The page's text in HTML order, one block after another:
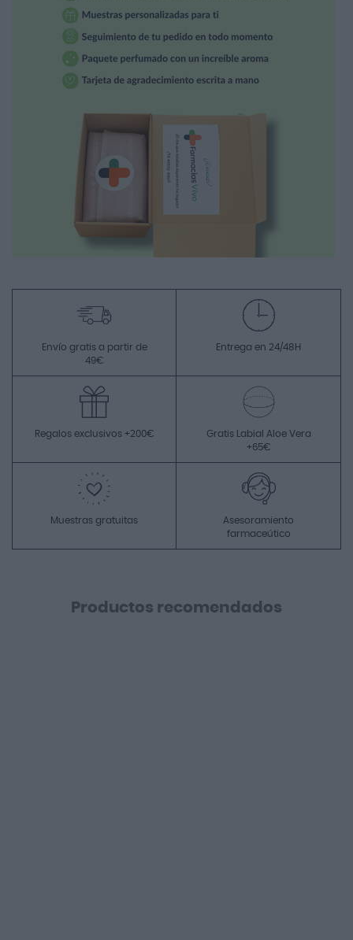
Envío gratis a partir de
49€
Entrega en 24/48H
Regalos exclusivos +200€
Gratis Labial Aloe Vera
+65€
Muestras gratuitas
Asesoramiento
farmaceútico
Productos recomendados